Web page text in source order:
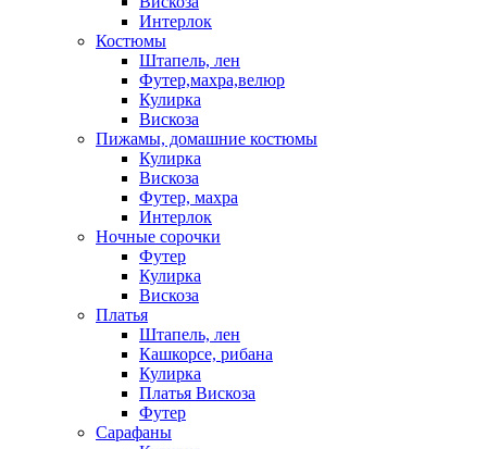
Интерлок
Костюмы
Штапель, лен
Футер,махра,велюр
Кулирка
Вискоза
Пижамы, домашние костюмы
Кулирка
Вискоза
Футер, махра
Интерлок
Ночные сорочки
Футер
Кулирка
Вискоза
Платья
Штапель, лен
Кашкорсе, рибана
Кулирка
Платья Вискоза
Футер
Сарафаны